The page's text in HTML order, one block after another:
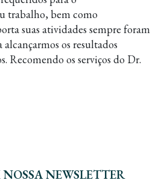
trabalho, bem como
suas atividades sempre foram
os resultados
Recomendo os serviços do Dr.
NEWSLETTER